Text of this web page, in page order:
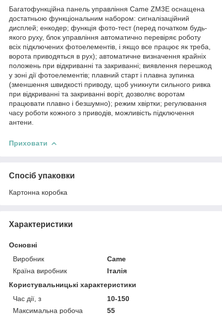
Багатофункційна панель управління Came ZM3E оснащена
достатньою функціональним набором: сигналізаційний
дисплей; енкодер; функція фото-тест (перед початком будь-
якого руху, блок управління автоматично перевіряє роботу
всіх підключених фотоелементів, і якщо все працює як треба,
ворота приводяться в рух); автоматичне визначення крайніх
положень при відкриванні та закриванні; виявлення перешкод
у зоні дії фотоелементів; плавний старт і плавна зупинка
(зменшення швидкості приводу, щоб уникнути сильного ривка
при відкриванні та закриванні воріт, дозволяє воротам
працювати плавно і безшумно); режим хвіртки; регулювання
часу роботи кожного з приводів, можливість підключення
антени.
Приховати
Спосіб упаковки
Картонна коробка
Характеристики
Основні
Виробник
Came
Країна виробник
Італія
Користувальницькі характеристики
Час дії, з
10-150
Максимальна робоча
55